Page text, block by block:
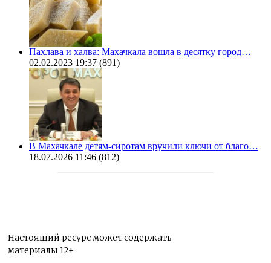
Пахлава и халва: Махачкала вошла в десятку город…
02.02.2023 19:37 (891)
В Махачкале детям-сиротам вручили ключи от благо…
18.07.2026 11:46 (812)
Настоящий ресурс может содержать
материалы 12+